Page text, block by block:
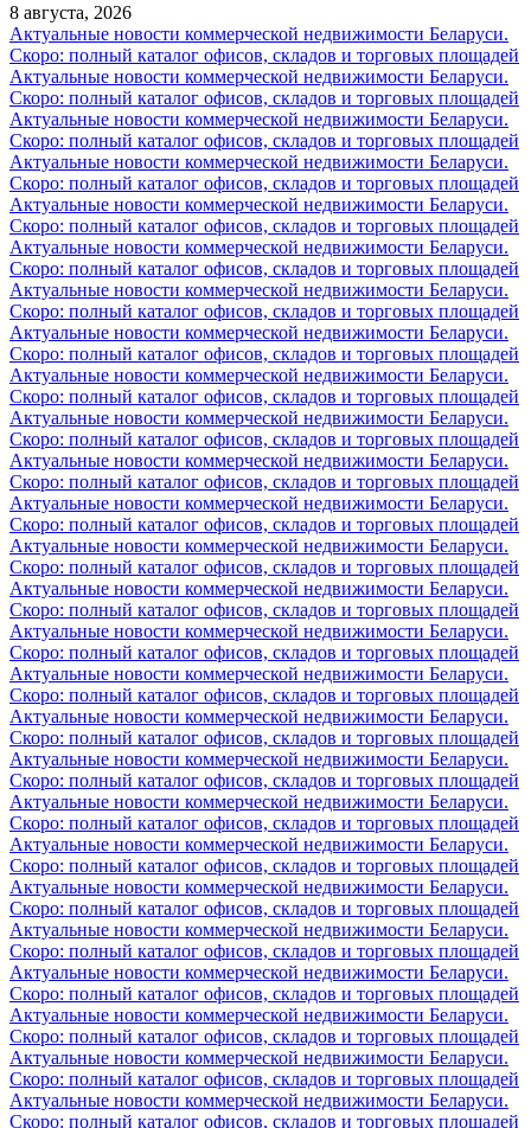
8 августа, 2026
Актуальные новости коммерческой недвижимости Беларуси.
Скоро: полный каталог офисов, складов и торговых площадей
Актуальные новости коммерческой недвижимости Беларуси.
Скоро: полный каталог офисов, складов и торговых площадей
Актуальные новости коммерческой недвижимости Беларуси.
Скоро: полный каталог офисов, складов и торговых площадей
Актуальные новости коммерческой недвижимости Беларуси.
Скоро: полный каталог офисов, складов и торговых площадей
Актуальные новости коммерческой недвижимости Беларуси.
Скоро: полный каталог офисов, складов и торговых площадей
Актуальные новости коммерческой недвижимости Беларуси.
Скоро: полный каталог офисов, складов и торговых площадей
Актуальные новости коммерческой недвижимости Беларуси.
Скоро: полный каталог офисов, складов и торговых площадей
Актуальные новости коммерческой недвижимости Беларуси.
Скоро: полный каталог офисов, складов и торговых площадей
Актуальные новости коммерческой недвижимости Беларуси.
Скоро: полный каталог офисов, складов и торговых площадей
Актуальные новости коммерческой недвижимости Беларуси.
Скоро: полный каталог офисов, складов и торговых площадей
Актуальные новости коммерческой недвижимости Беларуси.
Скоро: полный каталог офисов, складов и торговых площадей
Актуальные новости коммерческой недвижимости Беларуси.
Скоро: полный каталог офисов, складов и торговых площадей
Актуальные новости коммерческой недвижимости Беларуси.
Скоро: полный каталог офисов, складов и торговых площадей
Актуальные новости коммерческой недвижимости Беларуси.
Скоро: полный каталог офисов, складов и торговых площадей
Актуальные новости коммерческой недвижимости Беларуси.
Скоро: полный каталог офисов, складов и торговых площадей
Актуальные новости коммерческой недвижимости Беларуси.
Скоро: полный каталог офисов, складов и торговых площадей
Актуальные новости коммерческой недвижимости Беларуси.
Скоро: полный каталог офисов, складов и торговых площадей
Актуальные новости коммерческой недвижимости Беларуси.
Скоро: полный каталог офисов, складов и торговых площадей
Актуальные новости коммерческой недвижимости Беларуси.
Скоро: полный каталог офисов, складов и торговых площадей
Актуальные новости коммерческой недвижимости Беларуси.
Скоро: полный каталог офисов, складов и торговых площадей
Актуальные новости коммерческой недвижимости Беларуси.
Скоро: полный каталог офисов, складов и торговых площадей
Актуальные новости коммерческой недвижимости Беларуси.
Скоро: полный каталог офисов, складов и торговых площадей
Актуальные новости коммерческой недвижимости Беларуси.
Скоро: полный каталог офисов, складов и торговых площадей
Актуальные новости коммерческой недвижимости Беларуси.
Скоро: полный каталог офисов, складов и торговых площадей
Актуальные новости коммерческой недвижимости Беларуси.
Скоро: полный каталог офисов, складов и торговых площадей
Актуальные новости коммерческой недвижимости Беларуси.
Скоро: полный каталог офисов, складов и торговых площадей